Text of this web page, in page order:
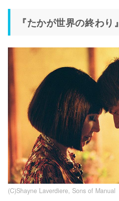
『たかが世界の終わ
(C)Shayne Laverdiere, Sons of Manual